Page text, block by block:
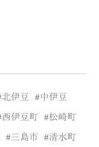
北伊豆 中伊豆
西伊豆町 松崎町
三島市 清水町